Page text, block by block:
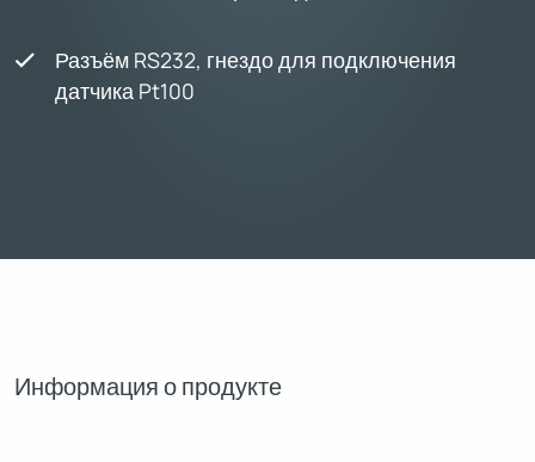
Разъём RS232, гнездо для подключения
датчика Pt100
Информация о продукте